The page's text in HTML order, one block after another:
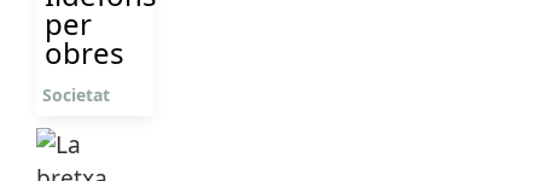
per
obres
Societat